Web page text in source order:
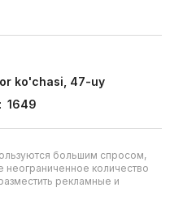
ko'chasi, 47-uy
1649
большим спросом,
неограниченное количество
рекламные и